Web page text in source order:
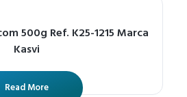
500g Ref. K25-1215 Marca
Kasvi
Read More